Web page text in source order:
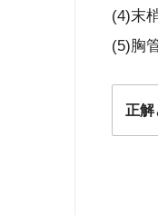
(4)末
(5)胸
正解